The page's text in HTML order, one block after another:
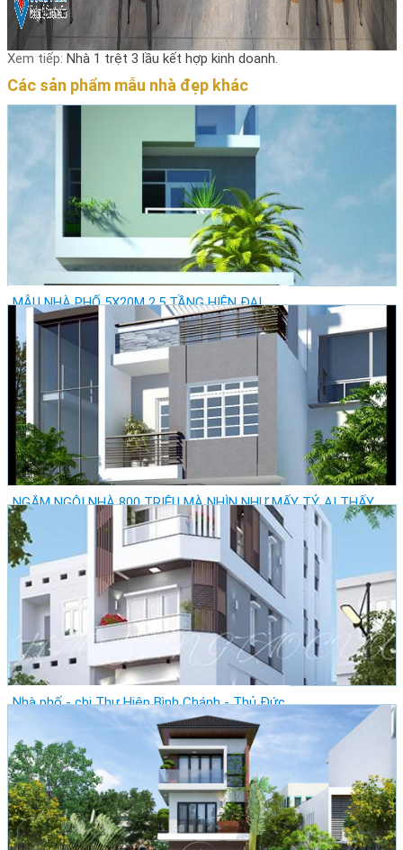
Xem tiếp: Nhà 1 trệt 3 lầu kết hợp kinh doanh.
Các sản phẩm mẫu nhà đẹp khác
MẪU NHÀ PHỐ 5X20M 2,5 TẦNG HIỆN ĐẠI
Giá: Vui lòng gọi
Vị trí: Thành Phố Hồ Chí Minh - Quận Tân Bình
Lượt xem: 22500
NGẮM NGÔI NHÀ 800 TRIỆU MÀ NHÌN NHƯ MẤY TỶ, AI THẤY
CŨNG MÊ
Vị trí: Thành Phố Hồ Chí Minh - Quận Tân Phú
Lượt xem: 27891
Nhà phố - chị Thư Hiệp Bình Chánh - Thủ Đức
Giá: Vui lòng gọi
Vị trí: Thành Phố Hồ Chí Minh - Quận 1
Lượt xem: 21568